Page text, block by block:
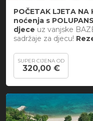
POČETAK LJETA
noćenja s
djece uz vanjske
sadržaje za djecu!
SUPER CIJENA OD
320,00 €